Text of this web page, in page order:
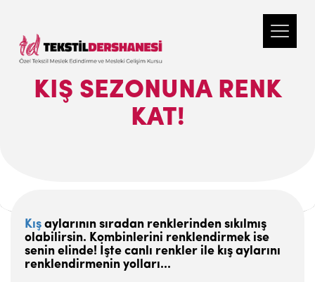
KIŞ SEZONUNA RENK
KAT!
Kış aylarının sıradan renklerinden sıkılmış
olabilirsin. Kombinlerini renklendirmek ise
senin elinde! İşte canlı renkler ile kış aylarını
renklendirmenin yolları...